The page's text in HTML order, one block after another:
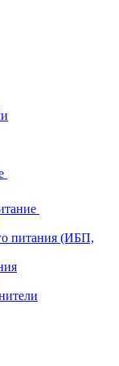
питания (ИБП,